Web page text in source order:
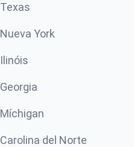
Texas
Nueva York
Ilinóis
Georgia
Míchigan
Carolina del Norte